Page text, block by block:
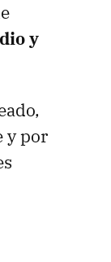
y
y por